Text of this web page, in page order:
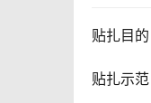
贴扎目
贴扎示范